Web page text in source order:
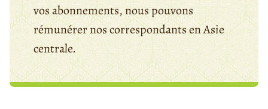
vos abonnements, nous pouvons
rémunérer nos correspondants en Asie
centrale.